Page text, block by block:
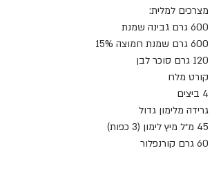
מצרכים למלית:
600 גרם גבינה שמנת
600 גרם שמנת חמוצה 15%
120 גרם סוכר לבן
קורט מלח
4 ביצים
גרידה מלימון גדול
45 מ״ל מיץ לימון (3 כפות)
60 גרם קורנפלור